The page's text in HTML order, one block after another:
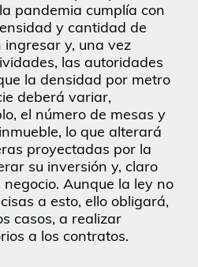
pandemia cumplía con
y cantidad de
y, una vez
las autoridades
la densidad por metro
deberá variar,
el número de mesas y
lo que alterará
proyectadas por la
su inversión y, claro
Aunque la ley no
a esto, ello obligará,
casos, a realizar
a los contratos.